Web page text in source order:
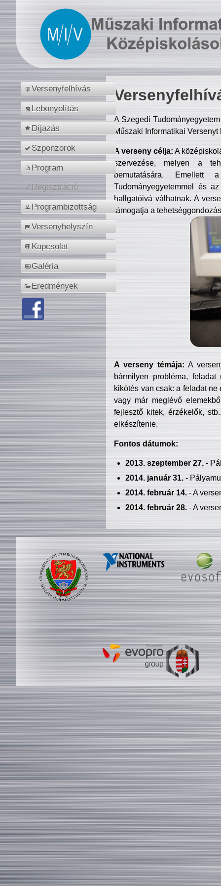
Versenyfelhívás
Lebonyolítás
Díjazás
Szponzorok
Program
Regisztráció
Programbizottság
Versenyhelyszín
Kapcsolat
Galéria
Eredmények
A Szegedi
Műszaki Informatikai
A verseny célja: A
szervezése, melyen a
bemutatására. Emellett
Tudományegyetemmel és
hallgatóivá válhatnak. A
támogatja a
A verseny témája: A
bármilyen probléma, feladat
kikötés van csak: a feladat
vagy már meglévő
fejlesztő kitek, érzékelők,
elkészítenie.
Fontos dátumok:
2013. szeptember 27.-
2014. január 31.-
2014. február 14.- A
2014. február 28.- A